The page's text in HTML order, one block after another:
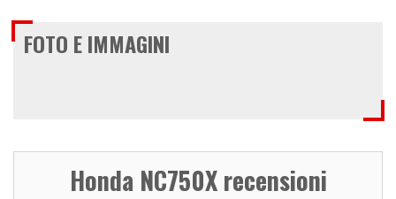
FOTO E IMMAGINI
Honda NC750X recensioni